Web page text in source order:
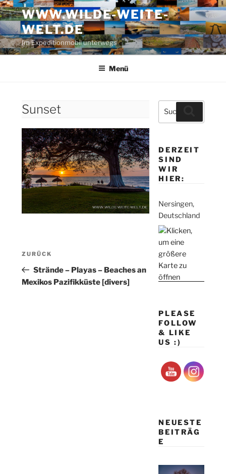
Zum
Inhalt
springen
WWW.WILDE-WEITE-
WELT.DE
Im Expeditionmobil unterwegs
Menü
Sunset
Beitragsnavigation
Vorheriger
Beitrag
ZURÜCK
Strände – Playas – Beaches an
Mexikos Pazifikküste [divers]
Suche
nach:
DERZEIT
SIND
WIR
HIER:
Nersingen,
Deutschland
PLEASE
FOLLOW
& LIKE
US :)
NEUESTE
BEITRÄG
E